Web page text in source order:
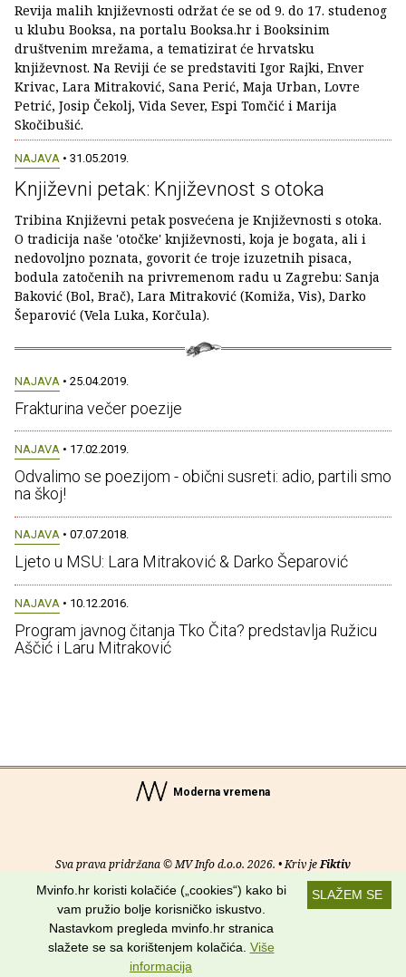
Revija malih književnosti održat će se od 9. do 17. studenog
u klubu Booksa, na portalu Booksa.hr i Booksinim
društvenim mrežama, a tematizirat će hrvatsku
književnost. Na Reviji će se predstaviti Igor Rajki, Enver
Krivac, Lara Mitraković, Sana Perić, Maja Urban, Lovre
Petrić, Josip Čekolj, Vida Sever, Espi Tomčić i Marija
Skočibušić.
NAJAVA • 31.05.2019.
Književni petak: Književnost s otoka
Tribina Književni petak posvećena je Književnosti s otoka.
O tradicija naše 'otočke' književnosti, koja je bogata, ali i
nedovoljno poznata, govorit će troje izuzetnih pisaca,
bodula zatočenih na privremenom radu u Zagrebu: Sanja
Baković (Bol, Brač), Lara Mitraković (Komiža, Vis), Darko
Šeparović (Vela Luka, Korčula).
NAJAVA • 25.04.2019.
Frakturina večer poezije
NAJAVA • 17.02.2019.
Odvalimo se poezijom - obični susreti: adio, partili smo
na škoj!
NAJAVA • 07.07.2018.
Ljeto u MSU: Lara Mitraković & Darko Šeparović
NAJAVA • 10.12.2016.
Program javnog čitanja Tko Čita? predstavlja Ružicu
Aščić i Laru Mitraković
Moderna vremena
Sva prava pridržana © MV Info d.o.o. 2026. • Kriv jeFiktiv
O nama• Pomoć• Uvjeti korištenja•RSS kanali
Potraži nas na:
SLAŽEM SE
Mvinfo.hr koristi kolačiće („cookies“) kako bi
vam pružio bolje korisničko iskustvo.
Nastavkom pregleda mvinfo.hr stranica
slažete se sa korištenjem kolačića. Više
informacija